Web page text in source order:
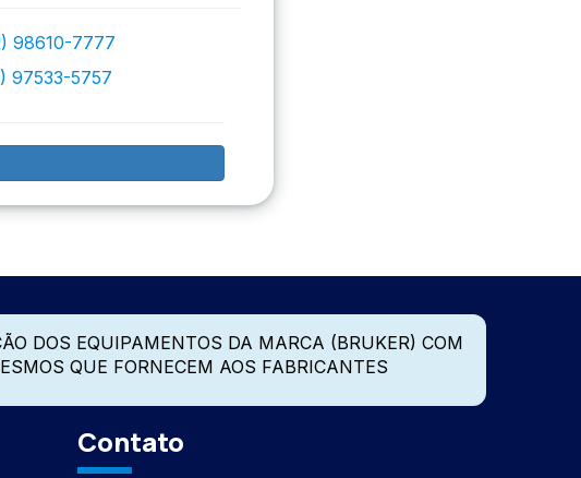
98610-7777
97533-5757
DOS EQUIPAMENTOS DA MARCA (BRUKER) COM
QUE FORNECEM AOS FABRICANTES
Contato